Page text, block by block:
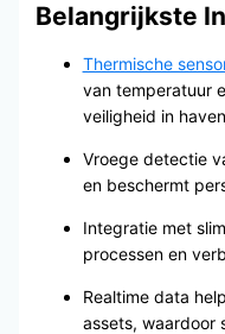
Belangrijkste
Thermische
van temperatuur
veiligheid in
Vroege detectie
en beschermt
Integratie met
processen en
Realtime data
assets, waardoor